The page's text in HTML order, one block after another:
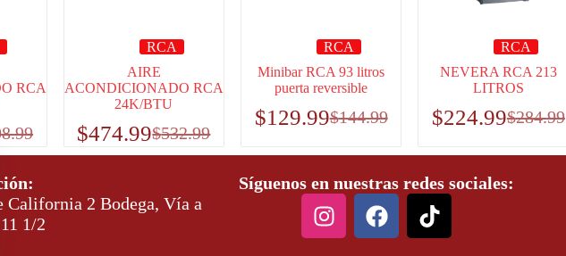
RCA
RCA
AIRE
ACONDICIONADO RCA
24K/BTU
$532.99
$474.99
RCA
Minibar RCA 93 litros
puerta reversible
$144.99
$129.99
RCA
NEVERA RCA 213
LITROS
$284.99
$224.99
California 2 Bodega, Vía a
11 1/2
Síguenos en nuestras redes sociales: